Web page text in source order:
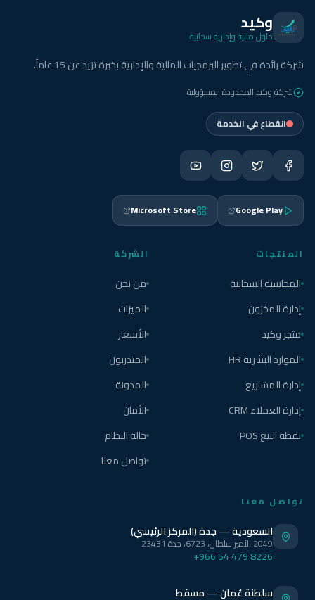
وكيد
حلول مالية وإدارية سحابية
شركة رائدة في تطوير البرمجيات المالية والإدارية بخبرة تزيد عن 15 عاماً.
شركة وكيد المحدودة المسؤولية
انقطاع في الخدمة
Google Play
Microsoft Store
المنتجات
المحاسبة السحابية
إدارة المخزون
متجر وكيد
الموارد البشرية HR
إدارة المشاريع
إدارة العملاء CRM
نقطة البيع POS
الشركة
من نحن
الميزات
الأسعار
المتدربون
المدونة
الأمان
حالة النظام
تواصل معنا
تواصل معنا
السعودية — جدة (المركز الرئيسي)
2049 الأمير سلطان، 6723، جدة 23431
+966 54 479 8226
سلطنة عُمان — مسقط